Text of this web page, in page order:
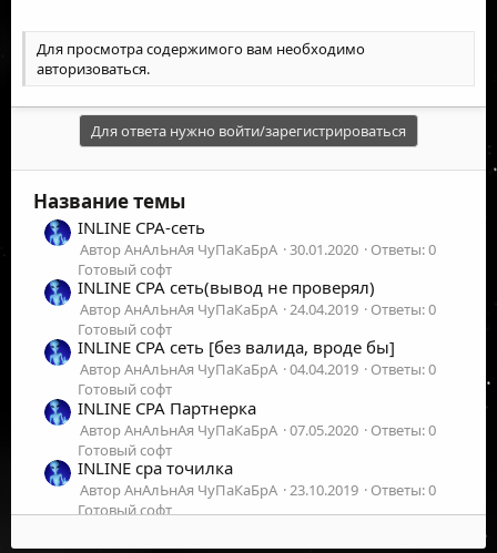
Для просмотра содержимого вам необходимо
авторизоваться.
Для ответа нужно войти/зарегистрироваться
Название темы
INLINE CPA-сеть
Автор АнАлЬнАя ЧуПаКаБрА 30.01.2020
Ответы: 0
Готовый софт
INLINE CPA сеть(вывод не проверял)
Автор АнАлЬнАя ЧуПаКаБрА 24.04.2019
Ответы: 0
Готовый софт
INLINE CPA сеть [без валида, вроде бы]
Автор АнАлЬнАя ЧуПаКаБрА 04.04.2019
Ответы: 0
Готовый софт
INLINE CPA Партнерка
Автор АнАлЬнАя ЧуПаКаБрА 07.05.2020
Ответы: 0
Готовый софт
INLINE cpa точилка
Автор АнАлЬнАя ЧуПаКаБрА 23.10.2019
Ответы: 0
Готовый софт